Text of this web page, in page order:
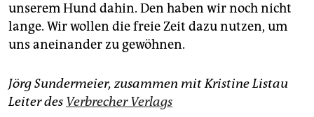
unserem Hund dahin. Den haben wir noch nicht
lange. Wir wollen die freie Zeit dazu nutzen, um
uns aneinander zu gewöhnen.
Jörg Sundermeier, zusammen mit Kristine Listau
Leiter des Verbrecher Verlags